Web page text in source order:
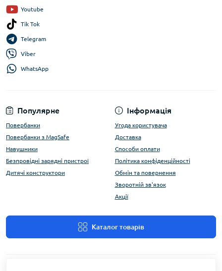
Популярне
Повербанки
Повербанки з MagSafe
Навушники
Безпровідні зарядні пристрої
Дитячі конструктори
Інформація
Угода користувача
Доставка
Способи оплати
Політика конфіденційності
Обмін та повернення
Зворотній зв'язок
Акції
Каталог товарів
Youtube
Tik Tok
Telegram
Viber
WhatsApp